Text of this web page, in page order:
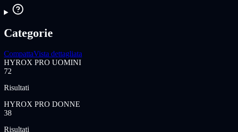
Categorie
CompattaVista dettagliata
HYROX PRO UOMINI
72
Risultati
HYROX PRO DONNE
38
Risultati